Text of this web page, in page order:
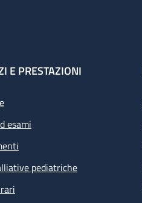
E PRESTAZIONI
esami
pediatriche